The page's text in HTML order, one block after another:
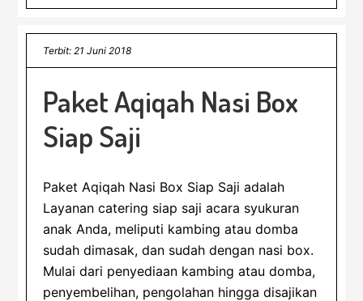
Terbit: 21 Juni 2018
Paket Aqiqah Nasi Box
Siap Saji
Paket Aqiqah Nasi Box Siap Saji adalah
Layanan catering siap saji acara syukuran
anak Anda, meliputi kambing atau domba
sudah dimasak, dan sudah dengan nasi box.
Mulai dari penyediaan kambing atau domba,
penyembelihan, pengolahan hingga disajikan